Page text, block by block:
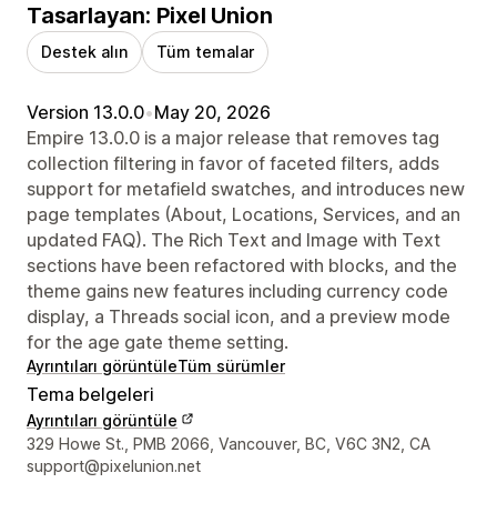
Tasarlayan: Pixel Union
Destek alın Tüm temalar
Version 13.0.0•May 20, 2026
Empire 13.0.0 is a major release that removes tag
collection filtering in favor of faceted filters, adds
support for metafield swatches, and introduces new
page templates (About, Locations, Services, and an
updated FAQ). The Rich Text and Image with Text
sections have been refactored with blocks, and the
theme gains new features including currency code
display, a Threads social icon, and a preview mode
for the age gate theme setting.
Ayrıntıları görüntüleTüm sürümler
Tema belgeleri
Ayrıntıları görüntüle
Tasarımcı iletişim bilgileri
329 Howe St., PMB 2066, Vancouver, BC, V6C 3N2, CA
support@pixelunion.net